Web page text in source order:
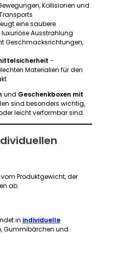
Kollisionen und
eine saubere
Ausstrahlung
Geschmacksrichtungen,
-
Materialien für den
und Geschenkboxen mit
sind besonders wichtig,
leicht verformbar sind.
Produktgewicht, der
ab.
in individuelle
Gummibärchen und